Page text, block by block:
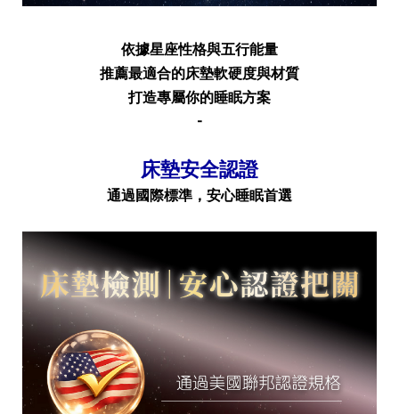
依據星座性格與五行能量
推薦最適合的床墊軟硬度與材質
打造專屬你的睡眠方案
-
床墊安全認證
通過國際標準，安心睡眠首選